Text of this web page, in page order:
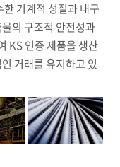
기계적 성질과 내구
의 구조적 안전성과
KS 인증 제품을 생산
거래를 유지하고 있